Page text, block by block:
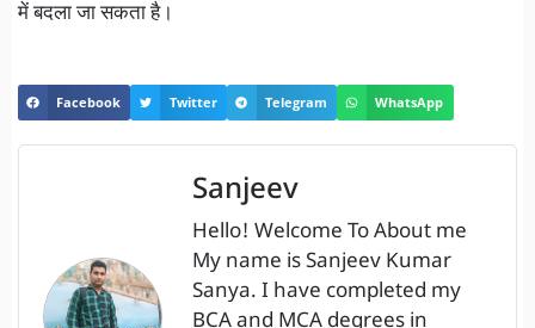
में बदला जा सकता है।
Facebook Twitter Telegram WhatsApp
Sanjeev
Hello! Welcome To About me
My name is Sanjeev Kumar
Sanya. I have completed my
BCA and MCA degrees in